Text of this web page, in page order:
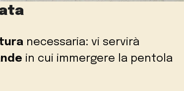
necessaria: vi servirà
in cui immergere la pentola